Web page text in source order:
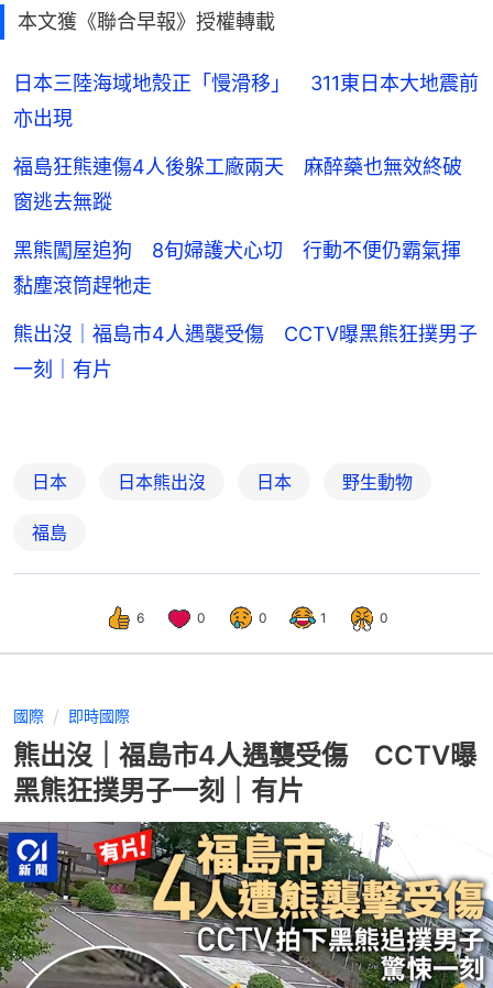
本文獲《聯合早報》授權轉載
日本三陸海域地殼正「慢滑移」 311東日本大地震前
亦出現
福島狂熊連傷4人後躲工廠兩天 麻醉藥也無效終破
窗逃去無蹤
黑熊闖屋追狗 8旬婦護犬心切 行動不便仍霸氣揮
黏塵滾筒趕牠走
熊出沒｜福島市4人遇襲受傷 CCTV曝黑熊狂撲男子
一刻｜有片
日本 日本熊出沒 日本 野生動物
福島
6 0 0 1 0
國際 即時國際
熊出沒｜福島市4人遇襲受傷 CCTV曝
黑熊狂撲男子一刻｜有片